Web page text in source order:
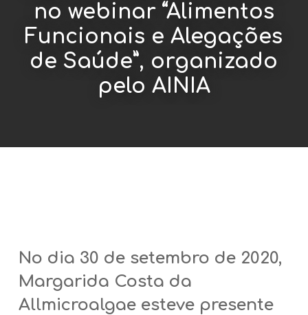
no webinar “Alimentos
Funcionais e Alegações
de Saúde”, organizado
pelo AINIA
No dia 30 de setembro de 2020,
Margarida Costa da
Allmicroalgae esteve presente